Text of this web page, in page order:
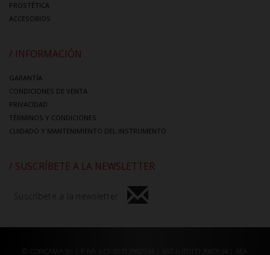
PROSTÉTICA
ACCESORIOS
/ INFORMACIÓN
GARANTÍA
CONDICIONES DE VENTA
PRIVACIDAD
TÉRMINOS Y CONDICIONES
CUIDADO Y MANTENIMIENTO DEL INSTRUMENTO
/ SUSCRÍBETE A LA NEWSLETTER
Suscríbete a la newsletter
© CORICAMA Srl | P.IVA e CF 01713980934 | VAT n.IT01713980934 | REA